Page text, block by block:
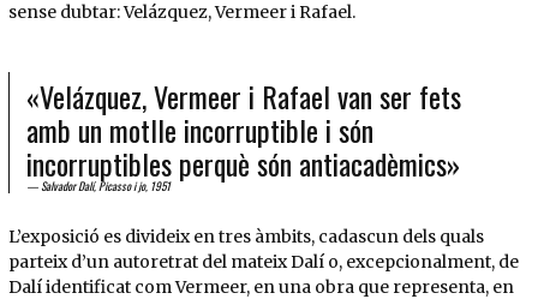
sense dubtar: Velázquez, Vermeer i Rafael.
«Velázquez, Vermeer i Rafael van ser fets
amb un motlle incorruptible i són
incorruptibles perquè són antiacadèmics»
Salvador Dalí, Picasso i jo, 1951
L’exposició es divideix en tres àmbits, cadascun dels quals
parteix d’un autoretrat del mateix Dalí o, excepcionalment, de
Dalí identificat com Vermeer, en una obra que representa, en